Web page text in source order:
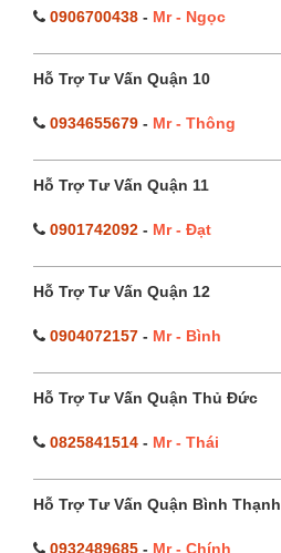
0906700438 - Mr - Ngọc
Hỗ Trợ Tư Vấn Quận 10
0934655679 - Mr - Thông
Hỗ Trợ Tư Vấn Quận 11
0901742092 - Mr - Đạt
Hỗ Trợ Tư Vấn Quận 12
0904072157 - Mr - Bình
Hỗ Trợ Tư Vấn Quận Thủ Đức
0825841514 - Mr - Thái
Hỗ Trợ Tư Vấn Quận Bình Thạnh
0932489685 - Mr - Chính